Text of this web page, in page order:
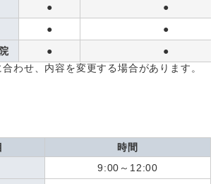
●
●
●
●
●
●
わせ、内容を変更する場合があります。
時間
9:00～12:00